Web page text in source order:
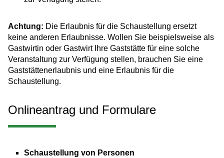
Achtung: Die Erlaubnis für die Schaustellung ersetzt
keine anderen Erlaubnisse. Wollen Sie beispielsweise als
Gastwirtin oder Gastwirt Ihre Gaststätte für eine solche
Veranstaltung zur Verfügung stellen, brauchen Sie eine
Gaststättenerlaubnis und eine Erlaubnis für die
Schaustellung.
Onlineantrag und Formulare
Schaustellung von Personen